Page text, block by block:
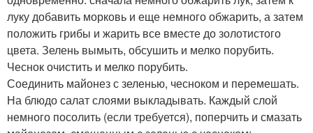
луку добавить морковь и еще немного обжарить, а затем
положить грибы и жарить все вместе до золотистого
цвета. Зелень вымыть, обсушить и мелко порубить.
Чеснок очистить и мелко порубить.
Соединить майонез с зеленью, чесноком и перемешать.
На блюдо салат слоями выкладывать. Каждый слой
немного посолить (если требуется), поперчить и смазать